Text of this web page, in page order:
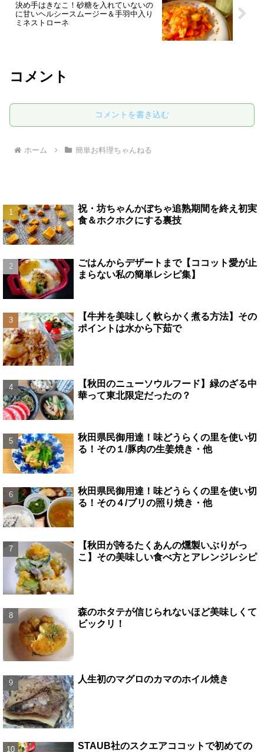
決め手はきなこ！砂糖を入れていないの
に甘いヘルシースムージー＆手羽中入り
ミネストローネ
コメント
コメントを書き込む
ホーム 簡単お料理ちゃんねる
祝・坊ちゃんかぼちゃ追熟期間を終え初実
食＆ホクホクにする裏技
ごはんからデザートまで【ココット愛が止
まらない私の簡単レシピ集】
【牛丼を美味しく軟らかく煮る方法】その
ポイントは水から下茹で
【秋田のニューソウルフード】緑のざる中
華って東北限定だったの？
秋田県民御用達！味どうらくの里を使い切
る！その１/豚肉の生姜焼き・他
秋田県民御用達！味どうらくの里を使い切
る！その４/ブリの照り焼き・他
【秋田が誇るたくあんの燻製いぶりがっ
こ】その美味しい食べ方とアレンジレシピ
森のホタテが信じられないほど美味しくて
ビックリ！
人生初のマグロのカマのホイル焼き
STAUB社のスクエアココットで初めての